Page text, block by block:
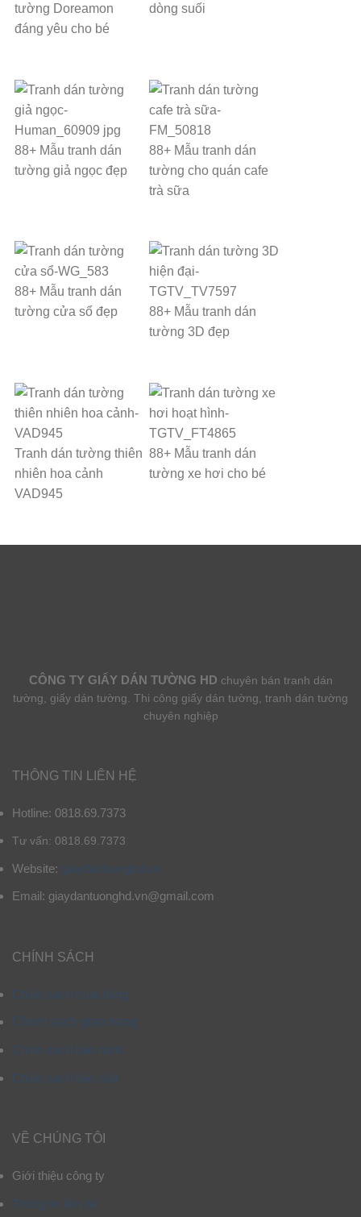
tường Doreamon
đáng yêu cho bé
dòng suối
88+ Mẫu tranh dán
tường giả ngọc đẹp
88+ Mẫu tranh dán
tường cho quán cafe
trà sữa
88+ Mẫu tranh dán
tường cửa sổ đẹp
88+ Mẫu tranh dán
tường 3D đẹp
Tranh dán tường thiên
nhiên hoa cảnh
VAD945
88+ Mẫu tranh dán
tường xe hơi cho bé
CÔNG TY GIẤY DÁN TƯỜNG HD chuyên bán tranh dán
tường, giấy dán tường. Thi công giấy dán tường, tranh dán tường
chuyên nghiệp
THÔNG TIN LIÊN HỆ
Hotline: 0818.69.7373
Tư vấn: 0818.69.7373
Website: giaydantuonghd.vn
Email: giaydantuonghd.vn@gmail.com
CHÍNH SÁCH
Chính sách mua hàng
Chính sách giao hàng
Chính sách bảo hành
Chính sách bảo mật
VỀ CHÚNG TÔI
Giới thiệu công ty
Thông tin liên hệ